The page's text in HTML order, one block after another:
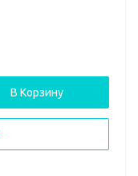
В Корзину